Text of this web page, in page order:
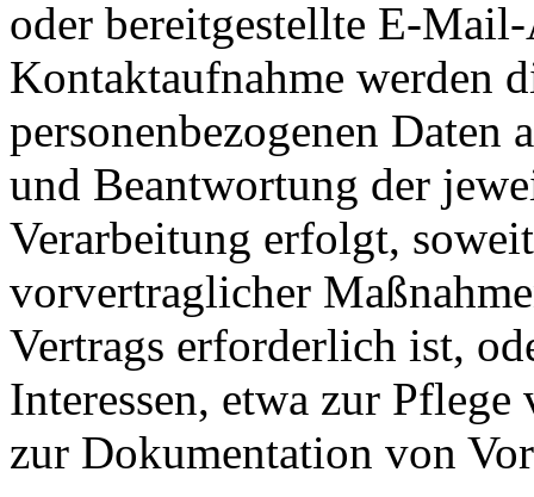
oder bereitgestellte E-
Kontaktaufnahme werden
personenbezogenen
und Beantwortung der
Verarbeitung erfolgt,
vorvertraglicher
Vertrags erforderlich ist,
Interessen, etwa zur
zur Dokumentation von